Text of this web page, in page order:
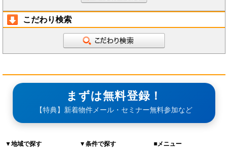
こだわり検索
まずは無料登録！
【特典】新着物件メール・セミナー無料参加など
▼地域で探す
▼条件で探す
■メニュー